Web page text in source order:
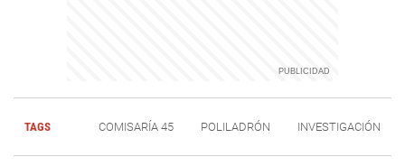
TAGS COMISARÍA 45 POLILADRÓN INVESTIGACIÓN